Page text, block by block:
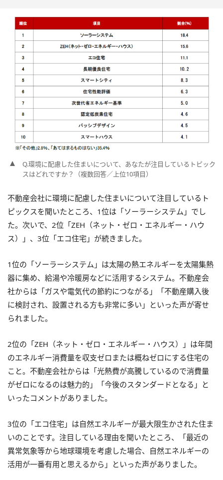
Q.環境に配慮した住まいについて、あなたが注目しているトピック
スはどれですか？（複数回答／上位10項目）
不動産会社に環境に配慮した住まいについて注目しているト
ピックスを聞いたところ、1位は「ソーラーシステム」でし
た。次いで、2位「ZEH（ネット・ゼロ・エネルギー・ハウ
ス）」、3位「エコ住宅」が続きました。
1位の「ソーラーシステム」は太陽の熱エネルギーを太陽集熱
器に集め、給湯や冷暖房などに活用するシステム。不動産会
社からは「ガスや電気代の節約につながる」「不動産購入後
に検討され、設置される方も非常に多い」といった声が寄せ
られました。
2位の「ZEH（ネット・ゼロ・エネルギー・ハウス）」は年間
のエネルギー消費量を収支ゼロまたは概ねゼロにする住宅の
こと。不動産会社からは「光熱費が高騰しているので消費量
がゼロになるのは魅力的」「今後のスタンダードとなる」と
いったコメントがありました。
3位の「エコ住宅」は自然エネルギーが最大限生かされた住ま
いのことです。注目している理由を聞いたところ、「最近の
異常気象等から地球環境を考慮した場合、自然エネルギーの
活用が一番有用と思えるから」といった声がありました。